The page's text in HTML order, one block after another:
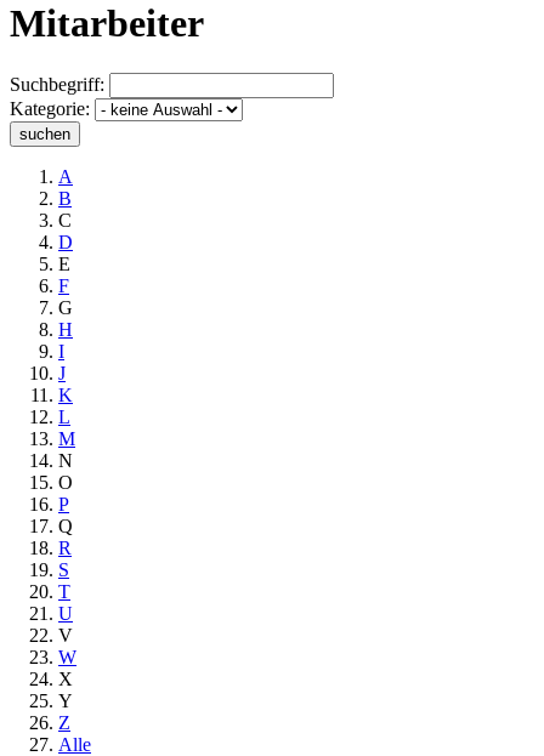
Mitarbeiter
Suchbegriff:
Kategorie:
suchen
A
B
C
D
E
F
G
H
I
J
K
L
M
N
O
P
Q
R
S
T
U
V
W
X
Y
Z
Alle